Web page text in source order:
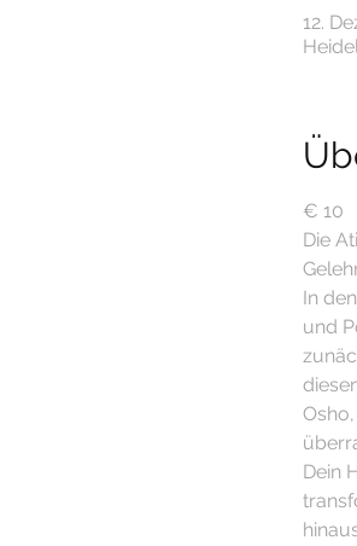
12.
€ 10
Die
In
und
Dein